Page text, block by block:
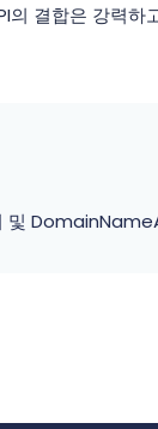
결합은 강력하
및